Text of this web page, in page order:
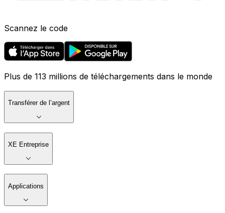
Scannez le code
Plus de 113 millions de téléchargements dans le monde
Transférer de l’argent
XE Entreprise
Applications